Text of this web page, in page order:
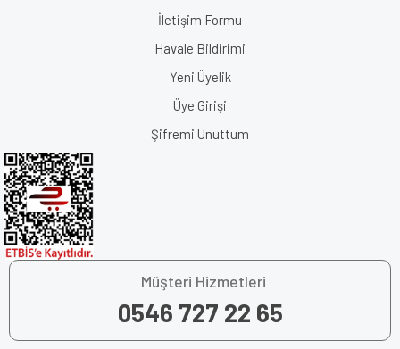
İletişim Formu
Havale Bildirimi
Yeni Üyelik
Üye Girişi
Şifremi Unuttum
Müşteri Hizmetleri
0546 727 22 65